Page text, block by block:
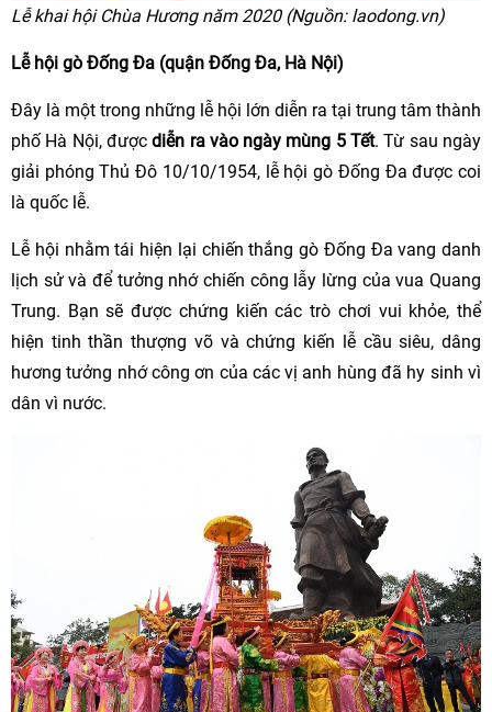
Lễ khai hội Chùa Hương năm 2020 (Nguồn: laodong.vn)
Lễ hội gò Đống Đa (quận Đống Đa, Hà Nội)
Đây là một trong những lễ hội lớn diễn ra tại trung tâm thành
phố Hà Nội, đượcdiễn ra vào ngày mùng 5 Tết. Từ sau ngày
giải phóng Thủ Đô 10/10/1954, lễ hội gò Đống Đa được coi
là quốc lễ.
Lễ hội nhằm tái hiện lại chiến thắng gò Đống Đa vang danh
lịch sử và để tưởng nhớ chiến công lẫy lừng của vua Quang
Trung. Bạn sẽ được chứng kiến các trò chơi vui khỏe, thể
hiện tinh thần thượng võ và chứng kiến lễ cầu siêu, dâng
hương tưởng nhớ công ơn của các vị anh hùng đã hy sinh vì
dân vì nước.